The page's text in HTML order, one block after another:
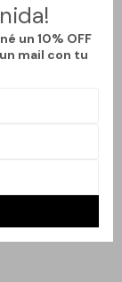
un 10% OFF
mail con tu
luz del sol en
por la
y
te regalara un